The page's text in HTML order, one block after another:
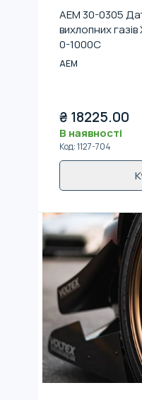
AEM 30-0305
вихлопних
0-1000C
AEM
₴ 18225.00
В наявності
Код:1127-704